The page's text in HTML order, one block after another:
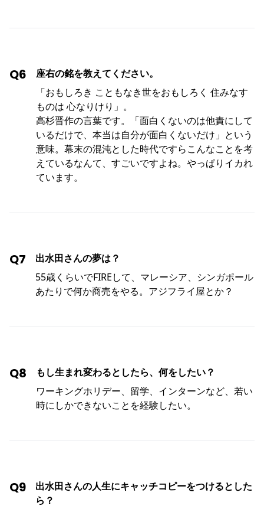
Q6
座右の銘を教えてください。
「おもしろき こともなき世をおもしろく 住みなす
ものは 心なりけり」。
高杉晋作の言葉です。「面白くないのは他責にして
いるだけで、本当は自分が面白くないだけ」という
意味。幕末の混沌とした時代ですらこんなことを考
えているなんて、すごいですよね。やっぱりイカれ
ています。
Q7
出水田さんの夢は？
55歳くらいでFIREして、マレーシア、シンガポール
あたりで何か商売をやる。アジフライ屋とか？
Q8
もし生まれ変わるとしたら、何をしたい？
ワーキングホリデー、留学、インターンなど、若い
時にしかできないことを経験したい。
Q9
出水田さんの人生にキャッチコピーをつけるとした
ら？